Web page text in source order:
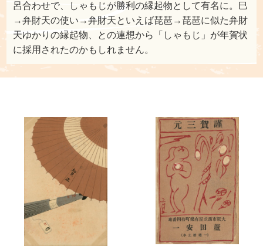
呂合わせで、しゃもじが勝利の縁起物として有名に。巳
→弁財天の使い→弁財天といえば琵琶→琵琶に似た弁財
天ゆかりの縁起物、との連想から「しゃもじ」が年賀状
に採用されたのかもしれません。